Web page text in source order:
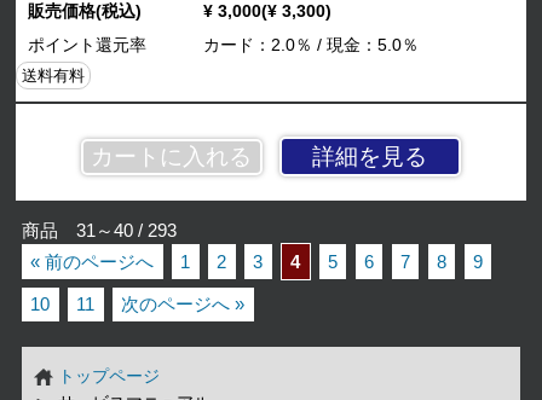
詳細を見る
販売価格(税込)
¥ 3,000(¥ 3,300)
ポイント還元率
カード：2.0％ / 現金：5.0％
送料有料
商品 31～40 / 293
« 前のページへ
1 2 3 4 5 6 7 8 9
10 11 次のページへ »
トップページ